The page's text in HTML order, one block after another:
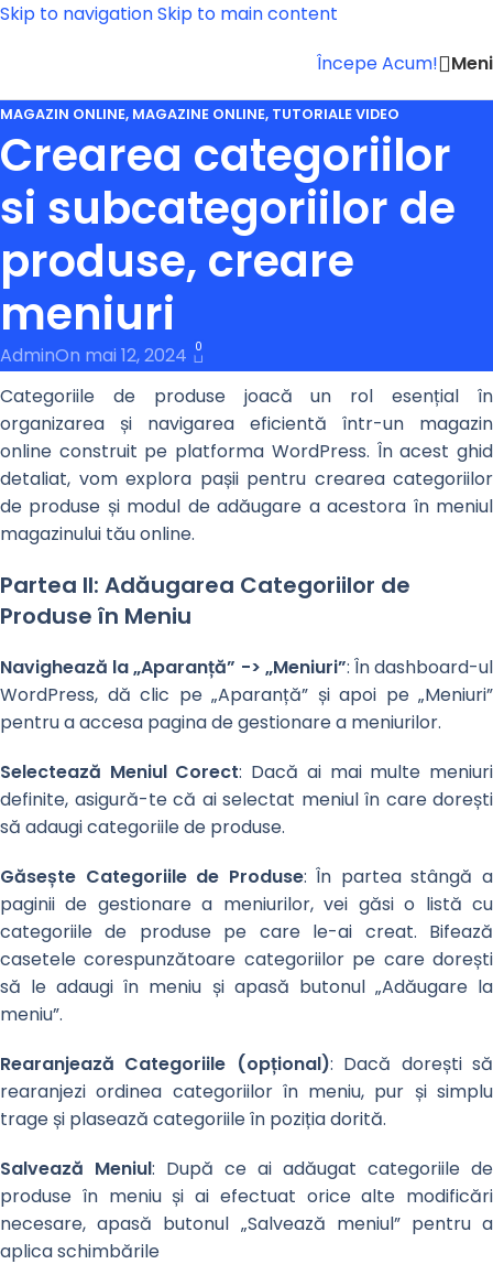
Skip to navigationSkip to main content
Începe Acum!
MAGAZIN ONLINE, MAGAZINE ONLINE, TUTORIALE VIDEO
Crearea categoriilor
si subcategoriilor de
produse, creare
meniuri
AdminOn mai 12, 2024 0
Categoriile de produse joacă un rol esențial în
organizarea și navigarea eficientă într-un magazin
online construit pe platforma WordPress. În acest ghid
detaliat, vom explora pașii pentru crearea categoriilor
de produse și modul de adăugare a acestora în meniul
magazinului tău online.
Partea II: Adăugarea Categoriilor de
Produse în Meniu
Navighează la „Aparanță” -> „Meniuri”: În dashboard-ul
WordPress, dă clic pe „Aparanță” și apoi pe „Meniuri”
pentru a accesa pagina de gestionare a meniurilor.
Selectează Meniul Corect: Dacă ai mai multe meniuri
definite, asigură-te că ai selectat meniul în care dorești
să adaugi categoriile de produse.
Găsește Categoriile de Produse: În partea stângă a
paginii de gestionare a meniurilor, vei găsi o listă cu
categoriile de produse pe care le-ai creat. Bifează
casetele corespunzătoare categoriilor pe care dorești
să le adaugi în meniu și apasă butonul „Adăugare la
meniu”.
Rearanjează Categoriile (opțional): Dacă dorești să
rearanjezi ordinea categoriilor în meniu, pur și simplu
trage și plasează categoriile în poziția dorită.
Salvează Meniul: După ce ai adăugat categoriile de
produse în meniu și ai efectuat orice alte modificări
necesare, apasă butonul „Salvează meniul” pentru a
aplica schimbările